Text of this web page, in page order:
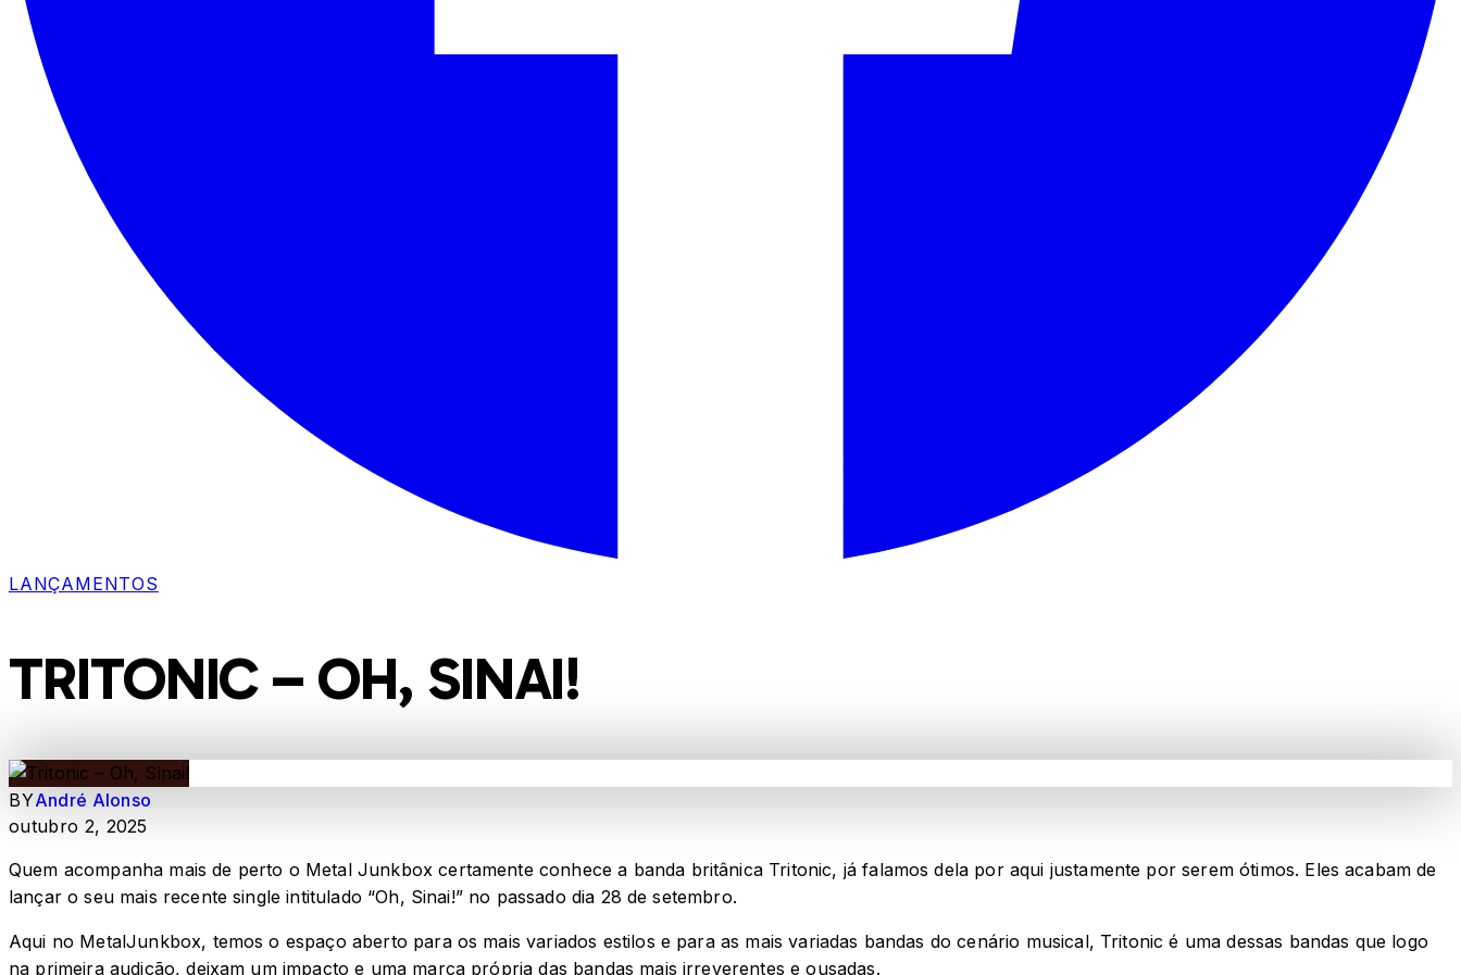
LANÇAMENTOS
TRITONIC – OH, SINAI!
BYAndré Alonso
outubro 2, 2025
Quem acompanha mais de perto o Metal Junkbox certamente conhece a banda britânica Tritonic, já falamos dela por aqui justamente por serem ótimos. Eles acabam de
lançar o seu mais recente single intitulado “Oh, Sinai!” no passado dia 28 de setembro.
Aqui no MetalJunkbox, temos o espaço aberto para os mais variados estilos e para as mais variadas bandas do cenário musical, Tritonic é uma dessas bandas que logo
na primeira audição, deixam um impacto e uma marca própria das bandas mais irreverentes e ousadas.